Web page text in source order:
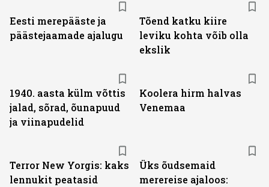
Eesti merepääste ja
päästejaamade ajalugu
Tõend katku kiire
leviku kohta võib olla
ekslik
1940. aasta külm võttis
jalad, sõrad, õunapuud
ja viinapudelid
Koolera hirm halvas
Venemaa
Terror New Yorgis: kaks
lennukit peatasid
Üks õudsemaid
merereise ajaloos: